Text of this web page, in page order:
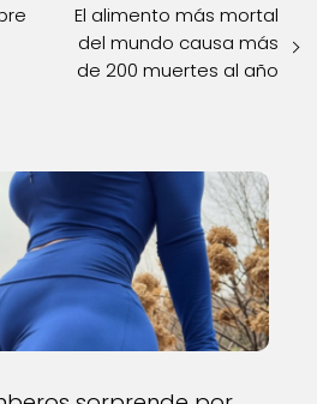
El alimento más mortal
del mundo causa más
de 200 muertes al año